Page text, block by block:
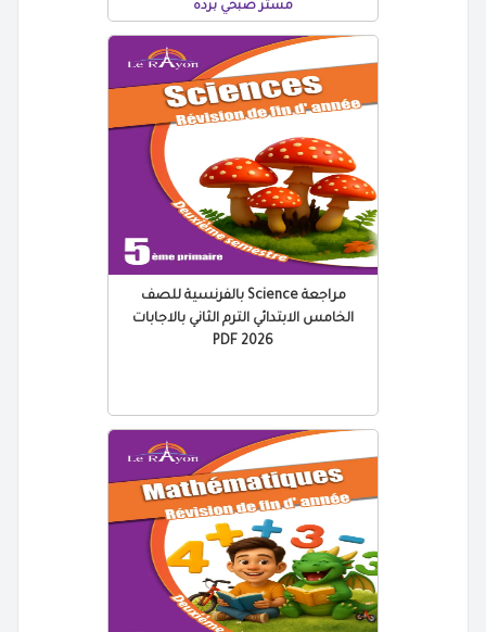
مستر صبحي برده
مراجعة Science بالفرنسية للصف
الخامس الابتدائي الترم الثاني بالاجابات
2026 PDF